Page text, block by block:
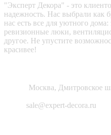
"Эксперт Декора" - это
надежность. Нас выбрали как
нас есть все для уютного
ревизионные люки,
другое. Не упустите
красивее!
Москва, Дмитровское
sale@expert-decora.ru